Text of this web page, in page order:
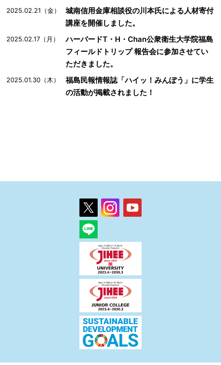
2025.02.21（金）
城南信用金庫相談役の川本氏による人材寄付
講座を開催しました。
2025.02.17（月）
ハーバードT・H・Chan公衆衛生大学院福島
フィールドトリップ 報告会に参加させてい
ただきました。
2025.01.30（木）
福島民報情報誌「ハイッ！みんぽう」に学生
の活動が掲載されました！